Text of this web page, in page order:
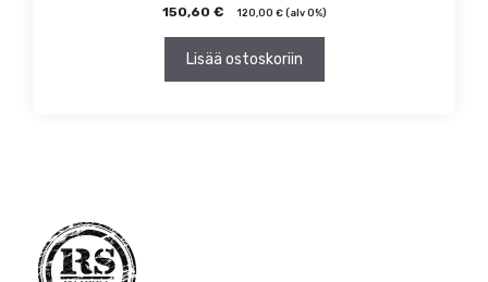
150,60 € 120,00 €(alv 0%)
Lisää ostoskoriin